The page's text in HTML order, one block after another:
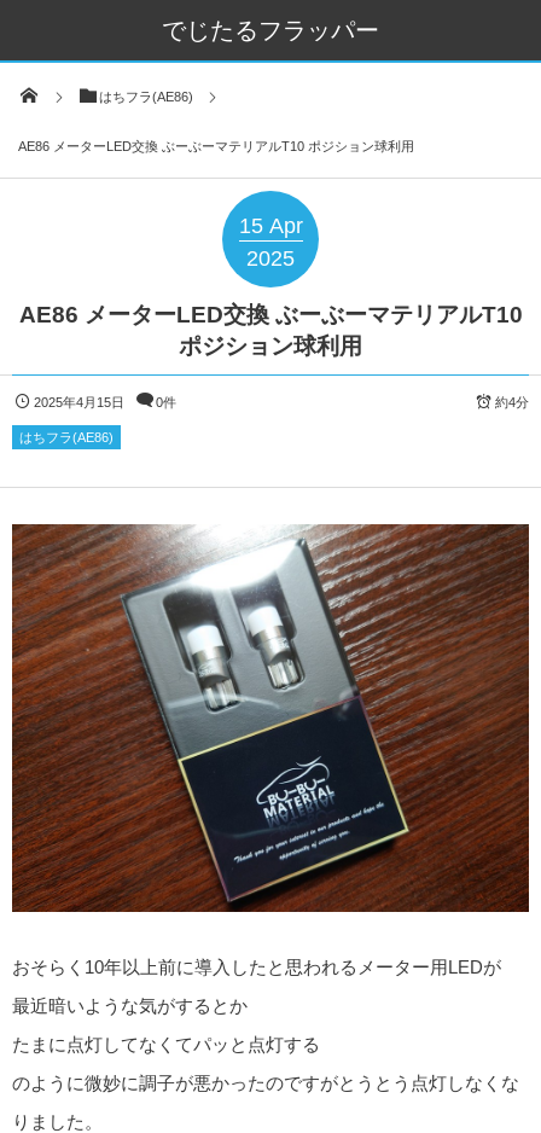
でじたるフラッパー
はちフラ(AE86)
AE86 メーターLED交換 ぶーぶーマテリアルT10 ポジション球利用
15 Apr
2025
AE86 メーターLED交換 ぶーぶーマテリアルT10
ポジション球利用
2025年4月15日 0件 約4分
はちフラ(AE86)
おそらく10年以上前に導入したと思われるメーター用LEDが
最近暗いような気がするとか
たまに点灯してなくてパッと点灯する
のように微妙に調子が悪かったのですがとうとう点灯しなくな
りました。